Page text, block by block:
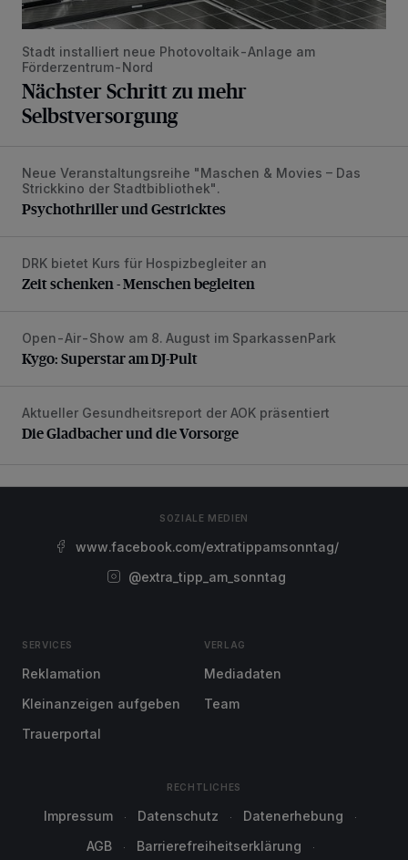
Stadt installiert neue Photovoltaik-Anlage am
Förderzentrum-Nord
Nächster Schritt zu mehr
Selbstversorgung
Psychothriller und Gestricktes
Neue Veranstaltungsreihe "Maschen & Movies – Das
Strickkino der Stadtbibliothek".
Psychothriller und Gestricktes
Zeit schenken - Menschen begleiten
DRK bietet Kurs für Hospizbegleiter an
Zeit schenken - Menschen begleiten
Kygo: Superstar am DJ-Pult
Open-Air-Show am 8. August im SparkassenPark
Kygo: Superstar am DJ-Pult
Die Gladbacher und die Vorsorge
Aktueller Gesundheitsreport der AOK präsentiert
Die Gladbacher und die Vorsorge
SOZIALE MEDIEN
www.facebook.com/extratippamsonntag/
@extra_tipp_am_sonntag
SERVICES
Reklamation
Kleinanzeigen aufgeben
Trauerportal
VERLAG
Mediadaten
Team
RECHTLICHES
Impressum Datenschutz
Datenerhebung
AGB
Barrierefreiheitserklärung